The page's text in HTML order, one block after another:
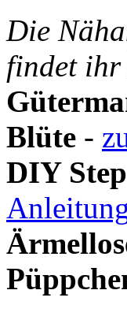
Die
findet
Blüte -
DIY